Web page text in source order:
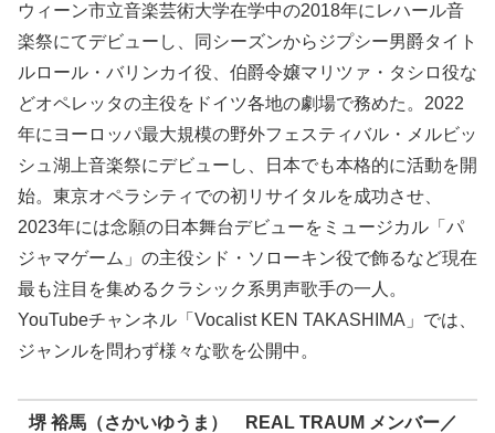
ウィーン市立音楽芸術大学在学中の2018年にレハール音
楽祭にてデビューし、同シーズンからジプシー男爵タイト
ルロール・バリンカイ役、伯爵令嬢マリツァ・タシロ役な
どオペレッタの主役をドイツ各地の劇場で務めた。2022
年にヨーロッパ最大規模の野外フェスティバル・メルビッ
シュ湖上音楽祭にデビューし、日本でも本格的に活動を開
始。東京オペラシティでの初リサイタルを成功させ、
2023年には念願の日本舞台デビューをミュージカル「パ
ジャマゲーム」の主役シド・ソローキン役で飾るなど現在
最も注目を集めるクラシック系男声歌手の一人。
YouTubeチャンネル「Vocalist KEN TAKASHIMA」では、
ジャンルを問わず様々な歌を公開中。
堺 裕馬（さかいゆうま） REAL TRAUM メンバー／